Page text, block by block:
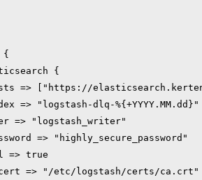
{
{
=> ["https://
=> "logstash-dlq-%{+YYYY.MM.dd}"
=> "logstash_writer"
=> "highly_secure_password"
=> true
=> "/etc/logstash/certs/ca.crt"